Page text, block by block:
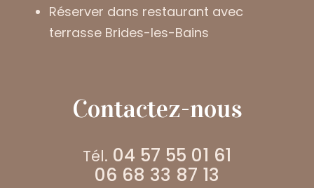
Réserver dans restaurant avec
terrasse Brides-les-Bains
Contactez-nous
Tél. 04 57 55 01 61
06 68 33 87 13